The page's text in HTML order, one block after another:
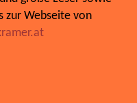
zur Webseite von